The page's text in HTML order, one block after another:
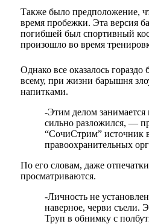
Также было предположение,
время пробежки. Эта версия
погибшей был спортивный
произошло во время
Однако все оказалось гораздо
всему, при жизни барышня
напитками.
-Этим делом занимается
сильно разложился, —
“СочиСтрим” источник
правоохранительных
По его словам, даже
просматриваются.
-Личность не
наверное, черви съели.
Труп в обнимку с